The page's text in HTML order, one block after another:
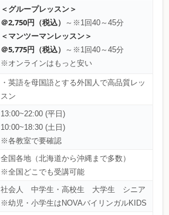
＜グループレッスン＞
＠2,750円（税込）
～※1回40～45分
＜マンツーマンレッスン＞
＠5,775円（税込）
～※1回40～45分
※オンラインはもっと安い
・英語を母国語とする外国人で高品質レッ
スン
13:00~22:00 (平日)
10:00~18:30 (土日)
※各教室で要確認
全国各地（北海道から沖縄まで多数）
※全国どこでも受講可能
社会人 中学生・高校生 大学生 シニア
※幼児・小学生はNOVAバイリンガルKIDS